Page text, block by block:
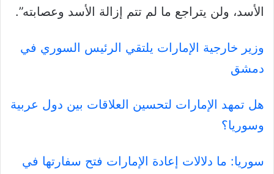
الأسد، ولن يتراجع ما لم تتم إزالة الأسد وعصابته”.
وزير خارجية الإمارات يلتقي الرئيس السوري في
دمشق
هل تمهد الإمارات لتحسين العلاقات بين دول عربية
وسوريا؟
سوريا: ما دلالات إعادة الإمارات فتح سفارتها في